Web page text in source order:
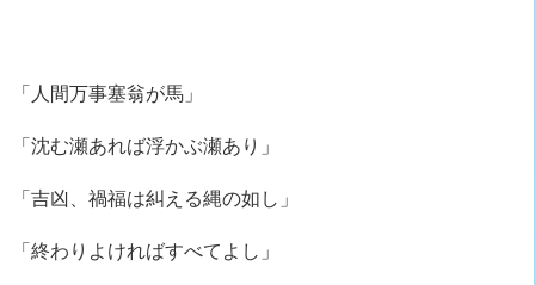
「人間万事塞翁が馬」
「沈む瀬あれば浮かぶ瀬あり」
「吉凶、禍福は糾える縄の如し」
「終わりよければすべてよし」